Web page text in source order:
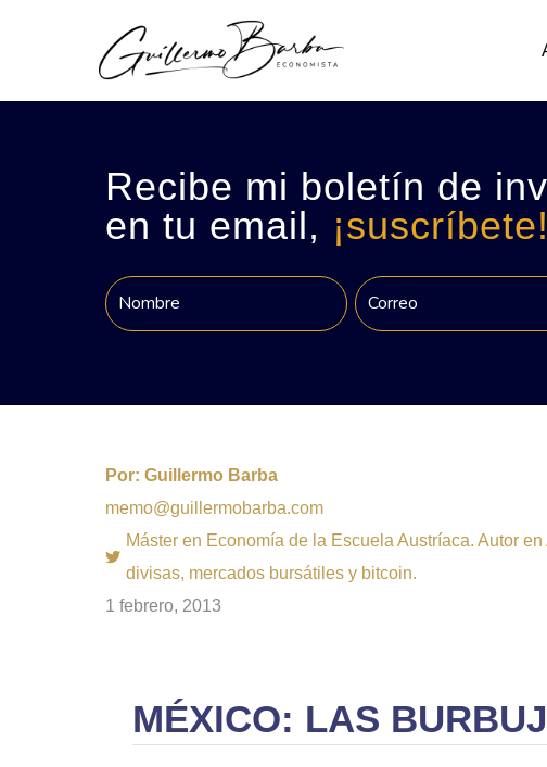
Recibe mi boletín de
en tu email, ¡suscríbete!
Por: Guillermo Barba
memo@guillermobarba.com
Máster en Economía de la Escuela Austríaca. Autor
divisas, mercados bursátiles y bitcoin.
1 febrero, 2013
MÉXICO: LAS